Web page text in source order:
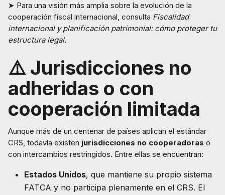
➤ Para una visión más amplia sobre la evolución de la
cooperación fiscal internacional, consulta Fiscalidad
internacional y planificación patrimonial: cómo proteger tu
estructura legal.
⚠️ Jurisdicciones no
adheridas o con
cooperación limitada
Aunque más de un centenar de países aplican el estándar
CRS, todavía existen jurisdicciones no cooperadoras o
con intercambios restringidos. Entre ellas se encuentran:
Estados Unidos, que mantiene su propio sistema
FATCA y no participa plenamente en el CRS. El